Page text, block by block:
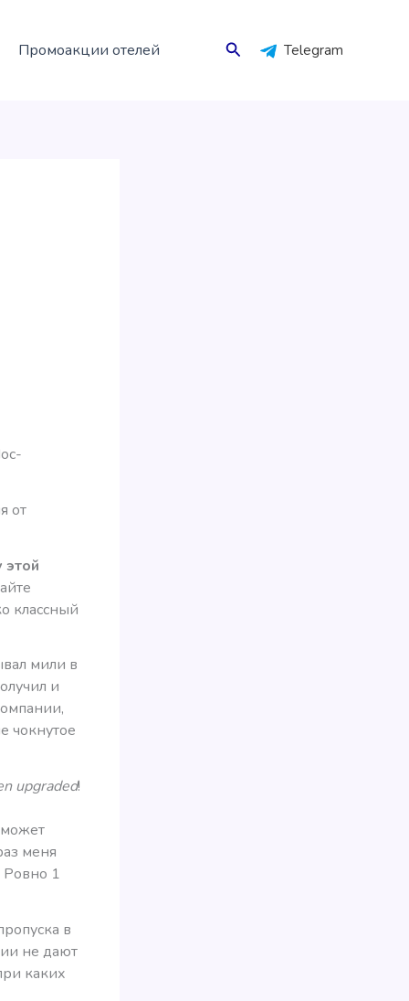
Промоакции отелей Поиск Telegram
от
этой
классный
мили в
и
чокнутое
upgraded!
меня
Ровно 1
в
не дают
каких